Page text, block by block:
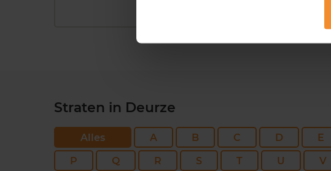
Straten in Deurze
Alles A B C D E
P
Q R S T U V